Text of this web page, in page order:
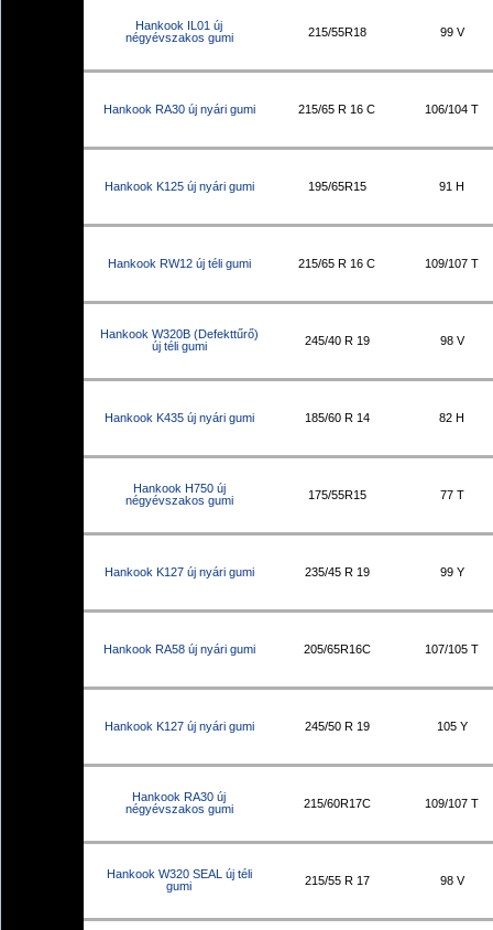
Hankook IL01 új
négyévszakos gumi
215/55R18 99 V
Hankook RA30 új nyári gumi 215/65 R 16 C 106/104 T
Hankook K125 új nyári gumi 195/65R15 91 H
Hankook RW12 új téli gumi 215/65 R 16 C 109/107 T
Hankook W320B (Defekttűrő)
új téli gumi
245/40 R 19 98 V
Hankook K435 új nyári gumi 185/60 R 14 82 H
Hankook H750 új
négyévszakos gumi
175/55R15 77 T
Hankook K127 új nyári gumi 235/45 R 19 99 Y
Hankook RA58 új nyári gumi 205/65R16C 107/105 T
Hankook K127 új nyári gumi 245/50 R 19 105 Y
Hankook RA30 új
négyévszakos gumi
215/60R17C 109/107 T
Hankook W320 SEAL új téli
gumi
215/55 R 17 98 V